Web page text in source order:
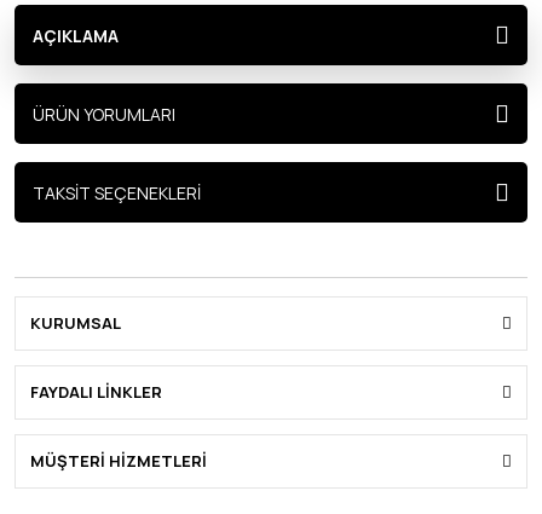
AÇIKLAMA
ÜRÜN YORUMLARI
TAKSİT SEÇENEKLERİ
KURUMSAL
FAYDALI LİNKLER
MÜŞTERİ HİZMETLERİ